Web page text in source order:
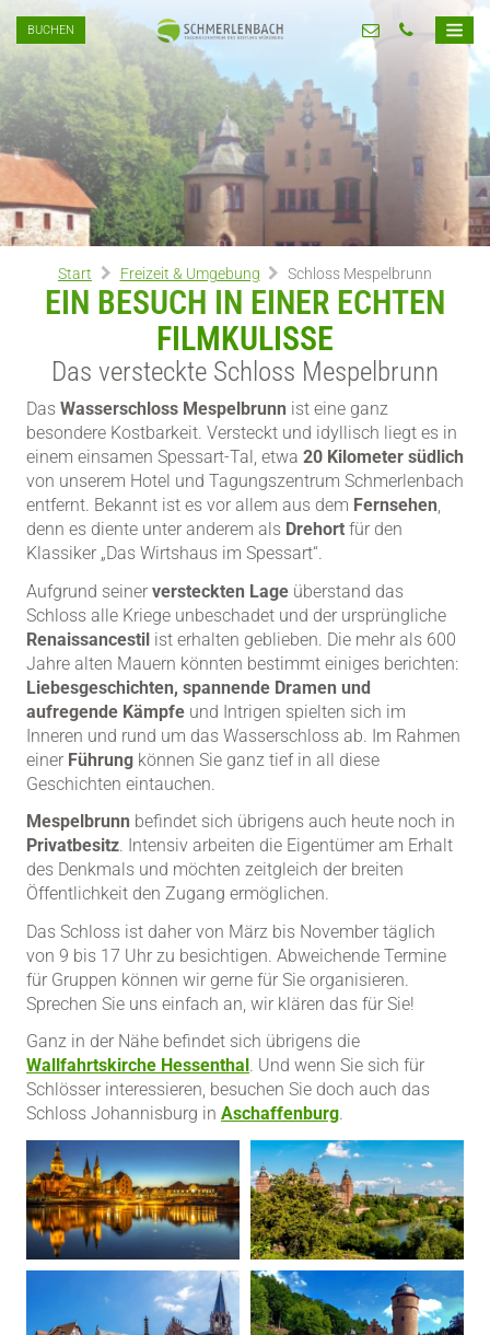
BUCHEN
Start Freizeit & Umgebung Schloss Mespelbrunn
EIN BESUCH IN EINER ECHTEN
FILMKULISSE
Das versteckte Schloss Mespelbrunn
Das Wasserschloss Mespelbrunn ist eine ganz
besondere Kostbarkeit. Versteckt und idyllisch liegt es in
einem einsamen Spessart-Tal, etwa 20 Kilometer südlich
von unserem Hotel und Tagungszentrum Schmerlenbach
entfernt. Bekannt ist es vor allem aus dem Fernsehen,
denn es diente unter anderem als Drehort für den
Klassiker „Das Wirtshaus im Spessart“.
Aufgrund seiner versteckten Lage überstand das
Schloss alle Kriege unbeschadet und der ursprüngliche
Renaissancestil ist erhalten geblieben. Die mehr als 600
Jahre alten Mauern könnten bestimmt einiges berichten:
Liebesgeschichten, spannende Dramen und
aufregende Kämpfe und Intrigen spielten sich im
Inneren und rund um das Wasserschloss ab. Im Rahmen
einer Führung können Sie ganz tief in all diese
Geschichten eintauchen.
Mespelbrunn befindet sich übrigens auch heute noch in
Privatbesitz. Intensiv arbeiten die Eigentümer am Erhalt
des Denkmals und möchten zeitgleich der breiten
Öffentlichkeit den Zugang ermöglichen.
Das Schloss ist daher von März bis November täglich
von 9 bis 17 Uhr zu besichtigen. Abweichende Termine
für Gruppen können wir gerne für Sie organisieren.
Sprechen Sie uns einfach an, wir klären das für Sie!
Ganz in der Nähe befindet sich übrigens die
Wallfahrtskirche Hessenthal. Und wenn Sie sich für
Schlösser interessieren, besuchen Sie doch auch das
Schloss Johannisburg in Aschaffenburg.